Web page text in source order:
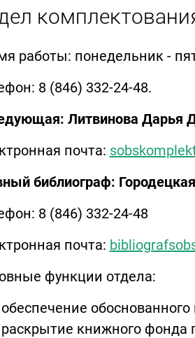
работы: понедельник -
8 (846) 332-24-48.
Литвинова Дарья
почта:
библиограф:
8 (846) 332-24-48
почта:
функции отдела:
обеспечение
раскрытие книжного фонда